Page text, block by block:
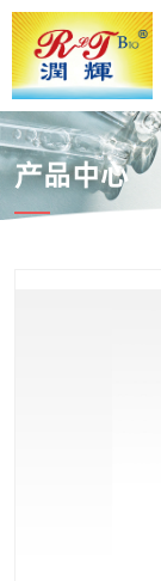
产品中心